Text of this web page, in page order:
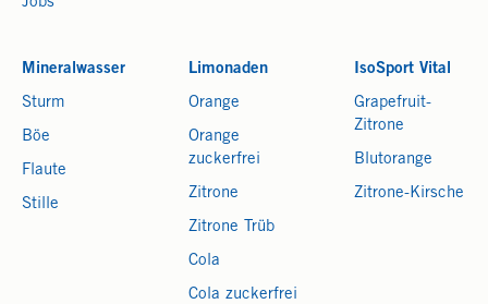
Mineralwasser
Sturm
Böe
Flaute
Stille
Limonaden
Orange
Orange
zuckerfrei
Zitrone
Zitrone Trüb
Cola
Cola zuckerfrei
IsoSport Vital
Grapefruit-
Zitrone
Blutorange
Zitrone-Kirsche